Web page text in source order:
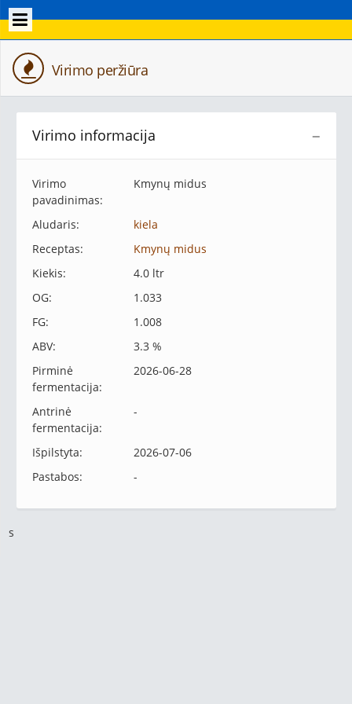
Virimo peržiūra
−
Virimo informacija
Virimo
pavadinimas:
Kmynų midus
Aludaris:
kiela
Receptas:
Kmynų midus
Kiekis:
4.0 ltr
OG:
1.033
FG:
1.008
ABV:
3.3 %
Pirminė
fermentacija:
2026-06-28
Antrinė
fermentacija:
-
Išpilstyta:
2026-07-06
Pastabos:
-
s